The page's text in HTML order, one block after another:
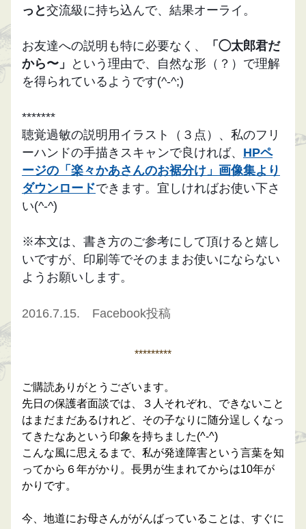
っと交流級に持ち込んで、結果オーライ。
お友達への説明も特に必要なく、
「◯太郎君だ
から〜」
という理由で、自然な形（？）で理解
を得られているようです(^-^;)
*******
聴覚過敏の説明用イラスト（３点）、私のフリ
ーハンドの手描きスキャンで良ければ、 HPペ
ージの「楽々かあさんのお裾分け」画像集より
ダウンロードできます。宜しければお使い下さ
い(^-^)
※本文は、書き方のご参考にして頂けると嬉し
いですが、印刷等でそのままお使いにならない
ようお願いします。
2016.7.15.　Facebook投稿
*********
ご購読ありがとうございます。
先日の保護者面談では、３人それぞれ、できないこと
はまだまだあるけれど、その子なりに随分逞しくなっ
てきたなあという印象を持ちました(^-^)
こんな風に思えるまで、私が発達障害という言葉を知
ってから６年がかり。長男が生まれてからは10年が
かりです。
今、地道にお母さんががんばっていることは、すぐに